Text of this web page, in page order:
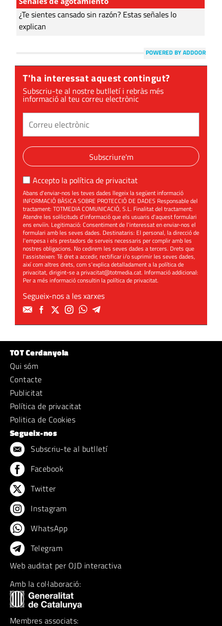
¿Te sientes cansado sin razón? Estas señales lo
explican
POWERED BY ADDOOR
T'ha interessat aquest contingut?
Subscriu-te al nostre butlletí i rebràs més
informació al teu correu electrònic
Subscriure'm
Accepto la política de privacitat
Abans d'enviar-nos les teves dades llegeix la següent informació
INFORMACIÓ BÀSICA SOBRE PROTECCIÓ DE DADES Responsable del
tractament: TOTMEDIA COMUNICACIÓ, S.L. Finalitat del tractament:
Atendre les sol·licituds d'informació que els usuaris d'aquest formulari
ens enviïn. Legitimació: Consentiment de l'interessat en enviar-nos el
formulari amb les seves dades. Destinataris: El personal, la direcció de
l'empesa i els prestadors de serveis necessaris per complir amb les
nostres obligacions. No cedirem les seves dades a tercers. Drets que
l'assisteixen: Té dret a accedir, rectificar i/o suprimir les seves dades,
així com altres drets, com s'explica detalladament a la política de
privacitat, dirigint-se aprivacitat@totmedia.cat. Informació addicional:
Per a més informació consultin lapolítica de privacitat.
Segueix-nos a les xarxes
TOT Cerdanyola
Qui sóm
Contacte
Publicitat
Política de privacitat
Politica de Cookies
Segueix-nos
Subscriu-te al butlletí
Facebook
Twitter
Instagram
WhatsApp
Telegram
Web auditat per OJD interactiva
Amb la col·laboració:
Membres associats: